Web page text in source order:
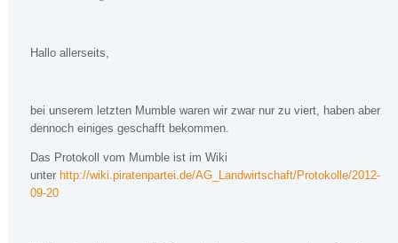
Hallo allerseits,
bei unserem letzten Mumble waren wir zwar nur zu viert, haben aber
dennoch einiges geschafft bekommen.
Das Protokoll vom Mumble ist im Wiki
unter http://wiki.piratenpartei.de/AG_Landwirtschaft/Protokolle/2012-
09-20